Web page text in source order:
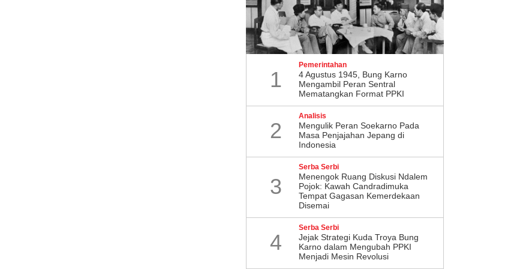
1
Pemerintahan
4 Agustus 1945, Bung Karno
Mengambil Peran Sentral
Mematangkan Format PPKI
2
Analisis
Mengulik Peran Soekarno Pada
Masa Penjajahan Jepang di
Indonesia
3
Serba Serbi
Menengok Ruang Diskusi Ndalem
Pojok: Kawah Candradimuka
Tempat Gagasan Kemerdekaan
Disemai
4
Serba Serbi
Jejak Strategi Kuda Troya Bung
Karno dalam Mengubah PPKI
Menjadi Mesin Revolusi